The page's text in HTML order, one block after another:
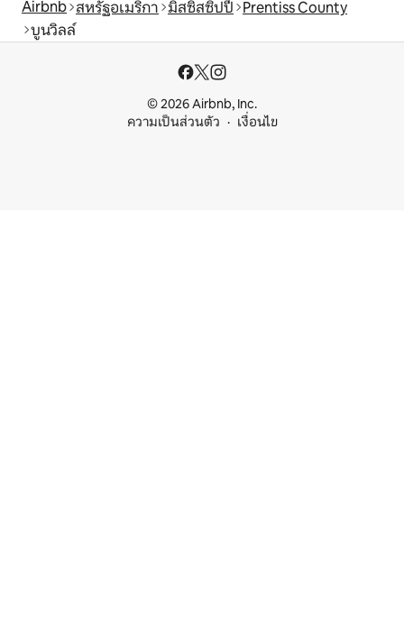
Airbnb สหรัฐอเมริกา มิสซิสซิปปี Prentiss County
บูนวิลล์
© 2026 Airbnb, Inc.
ความเป็นส่วนตัว
เงื่อนไข